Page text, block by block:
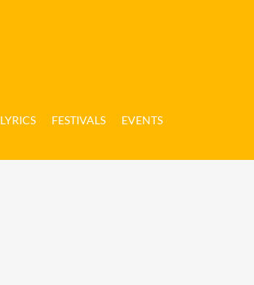
LYRICS FESTIVALS EVENTS